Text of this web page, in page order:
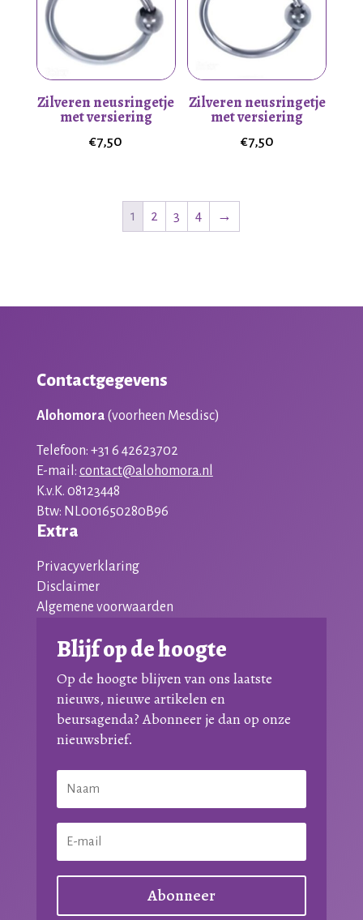
Zilveren neusringetje
met versiering
€7,50
Zilveren neusringetje
met versiering
€7,50
1 2 3 4 →
Contactgegevens
Alohomora(voorheen Mesdisc)
Telefoon: +31 6 42623702
E-mail: contact@alohomora.nl
K.v.K. 08123448
Btw: NL001650280B96
Extra
Privacyverklaring
Disclaimer
Algemene voorwaarden
Blijf op de hoogte
Op de hoogte blijven van ons laatste
nieuws, nieuwe artikelen en
beursagenda? Abonneer je dan op onze
nieuwsbrief.
Abonneer